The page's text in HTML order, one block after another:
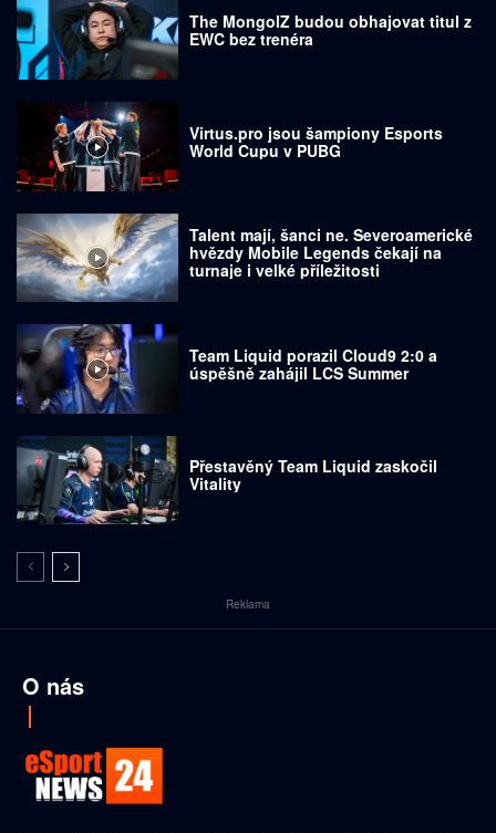
The MongolZ budou obhajovat titul z
EWC bez trenéra
Virtus.pro jsou šampiony Esports
World Cupu v PUBG
Talent mají, šanci ne. Severoamerické
hvězdy Mobile Legends čekají na
turnaje i velké příležitosti
Team Liquid porazil Cloud9 2:0 a
úspěšně zahájil LCS Summer
Přestavěný Team Liquid zaskočil
Vitality
Reklama
O nás